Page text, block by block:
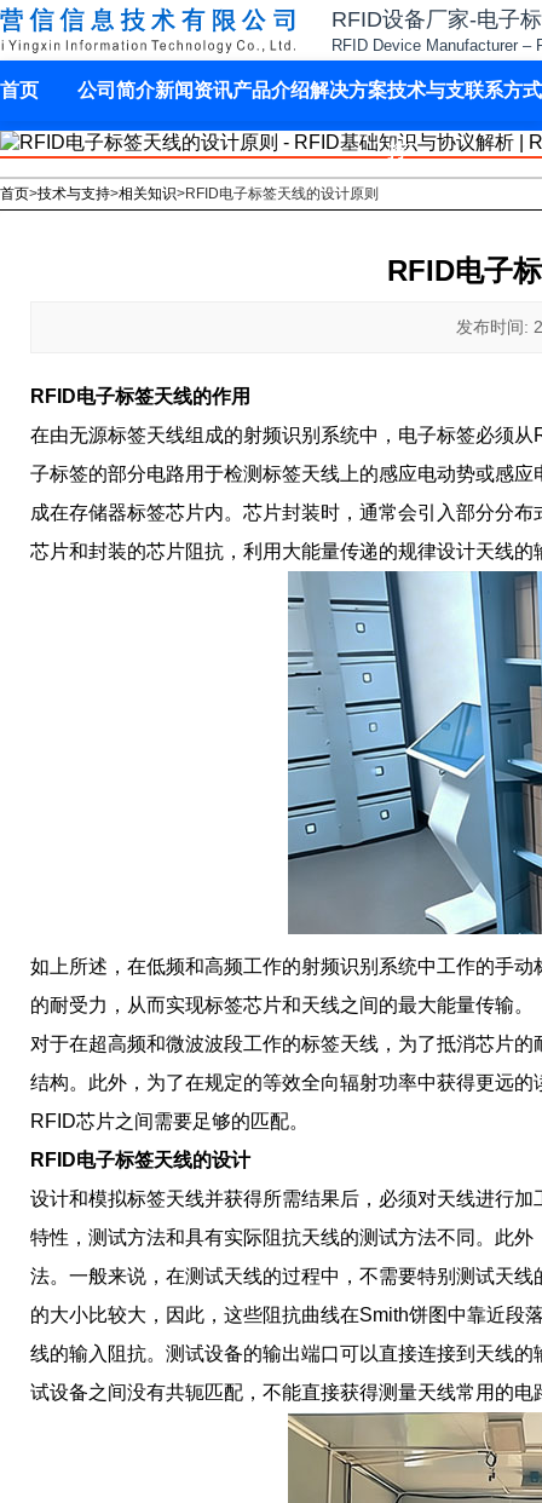
RFID设备厂家-电子
RFID Device Manufacturer –
首页 公司简介新闻资讯产品介绍解决方案技术与支
持
联系方式
首页>技术与支持>相关知识>RFID电子标签天线的设计原则
RFID电子
发布时间:
RFID电子标签天线的作用
在由无源标签天线组成的射频识别系统中，电子标签必须
子标签的部分电路用于检测标签天线上的感应电动势或感
成在存储器标签芯片内。芯片封装时，通常会引入部分分
芯片和封装的芯片阻抗，利用大能量传递的规律设计天线的
如上所述，在低频和高频工作的射频识别系统中工作的手
的耐受力，从而实现标签芯片和天线之间的最大能量传输。
对于在超高频和微波波段工作的标签天线，为了抵消芯片
结构。此外，为了在规定的等效全向辐射功率中获得更远
RFID芯片之间需要足够的匹配。
RFID电子标签天线的设计
设计和模拟标签天线并获得所需结果后，必须对天线进行
特性，测试方法和具有实际阻抗天线的测试方法不同。此
法。一般来说，在测试天线的过程中，不需要特别测试天
的大小比较大，因此，这些阻抗曲线在Smith饼图中靠近段
线的输入阻抗。测试设备的输出端口可以直接连接到天线
试设备之间没有共轭匹配，不能直接获得测量天线常用的